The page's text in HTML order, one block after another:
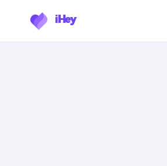
iHey